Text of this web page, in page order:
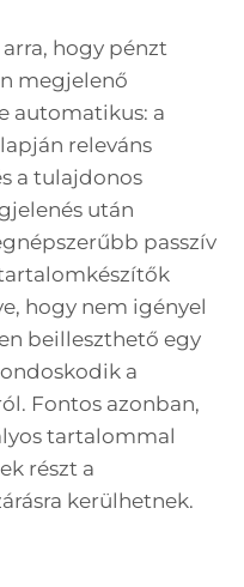
hogy pénzt
megjelenő
automatikus: a
releváns
a tulajdonos
után
passzív
hogy nem igényel
beilleszthető egy
a
Fontos azonban,
tartalommal
részt a
kerülhetnek.